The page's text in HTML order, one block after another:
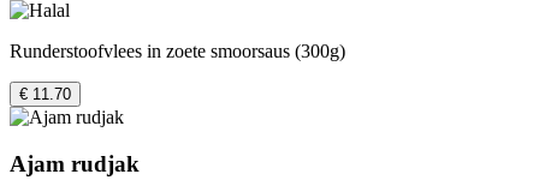
Runderstoofvlees in zoete smoorsaus (300g)
€ 11.70
Ajam rudjak